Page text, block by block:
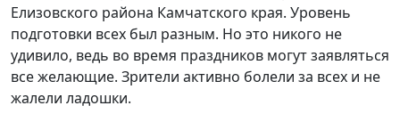
Елизовского района Камчатского края. Уровень
подготовки всех был разным. Но это никого не
удивило, ведь во время праздников могут заявляться
все желающие. Зрители активно болели за всех и не
жалели ладошки.